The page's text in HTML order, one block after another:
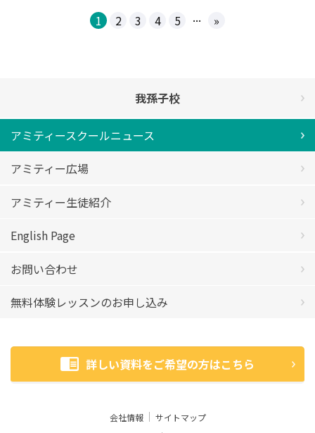
1 2 3 4 5 ... »
我孫子校
アミティースクールニュース
アミティー広場
アミティー生徒紹介
English Page
お問い合わせ
無料体験レッスンのお申し込み
詳しい資料をご希望の方はこちら
会社情報
サイトマップ